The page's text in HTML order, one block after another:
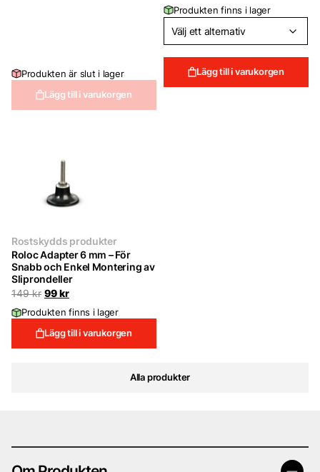
Alla produkter
Produkten är slut i lager
Lägg till i varukorgen
Produkten finns i lager
Lägg till i varukorgen
Rostskydds produkter
Roloc Adapter 6 mm – För
Snabb och Enkel Montering av
Sliprondeller
149kr Det
priset
149 kr.
99krDet
priset
99 kr.
Produkten finns i lager
Lägg till i varukorgen